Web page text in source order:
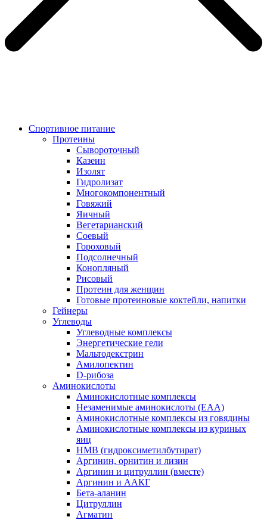
Спортивное питание
Протеины
Сывороточный
Казеин
Изолят
Гидролизат
Многокомпонентный
Говяжий
Яичный
Вегетарианский
Соевый
Гороховый
Подсолнечный
Конопляный
Рисовый
Протеин для женщин
Готовые протеиновые коктейли, напитки
Гейнеры
Углеводы
Углеводные комплексы
Энергетические гели
Мальтодекстрин
Амилопектин
D-рибоза
Аминокислоты
Аминокислотные комплексы
Незаменимые аминокислоты (EAA)
Аминокислотные комплексы из говядины
Аминокислотные комплексы из куриных
яиц
HMB (гидроксиметилбутират)
Аргинин, орнитин и лизин
Аргинин и цитруллин (вместе)
Аргинин и ААКГ
Бета-аланин
Цитруллин
Агматин